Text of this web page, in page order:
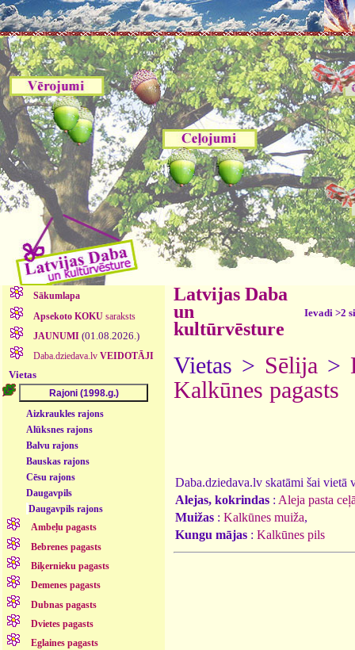
Sākumlapa
Apsekoto KOKUsaraksts
JAUNUMI (01.08.2026.)
Daba.dziedava.lv VEIDOTĀJI
Vietas
Aizkraukles rajons
Alūksnes rajons
Balvu rajons
Bauskas rajons
Cēsu rajons
Daugavpils
Daugavpils rajons
Ambeļu pagasts
Bebrenes pagasts
Biķernieku pagasts
Demenes pagasts
Dubnas pagasts
Dvietes pagasts
Eglaines pagasts
Latvijas Daba
un
kultūrvēsture
Ievadi >2
Vietas > Sēlija >
Kalkūnes pagasts
Daba.dziedava.lv skatāmi šai vietā
Alejas, kokrindas : Aleja pasta
Muižas : Kalkūnes muiža,
Kungu mājas : Kalkūnes pils